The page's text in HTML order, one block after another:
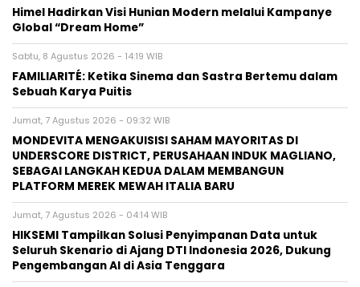
Himel Hadirkan Visi Hunian Modern melalui Kampanye
Global “Dream Home”
Sabtu, 8 Agustus 2026 - 14:19 WIB
FAMILIARITÉ: Ketika Sinema dan Sastra Bertemu dalam
Sebuah Karya Puitis
Jumat, 7 Agustus 2026 - 09:32 WIB
MONDEVITA MENGAKUISISI SAHAM MAYORITAS DI
UNDERSCORE DISTRICT, PERUSAHAAN INDUK MAGLIANO,
SEBAGAI LANGKAH KEDUA DALAM MEMBANGUN
PLATFORM MEREK MEWAH ITALIA BARU
Jumat, 7 Agustus 2026 - 04:14 WIB
HIKSEMI Tampilkan Solusi Penyimpanan Data untuk
Seluruh Skenario di Ajang DTI Indonesia 2026, Dukung
Pengembangan AI di Asia Tenggara